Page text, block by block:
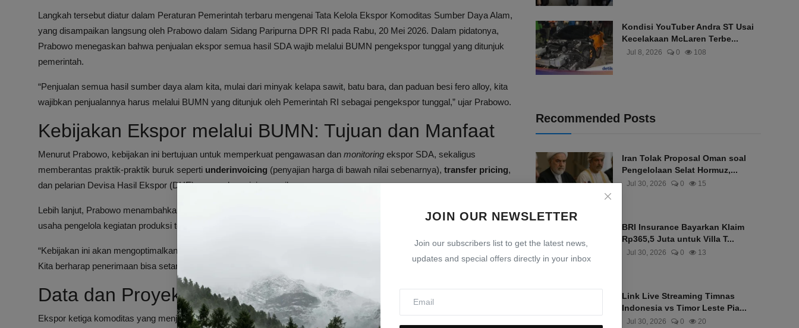
JOIN OUR NEWSLETTER
Join our subscribers list to get the latest news,
updates and special offers directly in your inbox
Langkah tersebut diatur dalam Peraturan Pemerintah terbaru mengenai Tata Kelola Ekspor Komoditas Sumber Daya Alam,
yang disampaikan langsung oleh Prabowo dalam Sidang Paripurna DPR RI pada Rabu, 20 Mei 2026. Dalam pidatonya,
Prabowo menegaskan bahwa penjualan ekspor semua hasil SDA wajib melalui BUMN pengekspor tunggal yang ditunjuk
pemerintah.
“Penjualan semua hasil sumber daya alam kita, mulai dari minyak kelapa sawit, batu bara, dan paduan besi fero alloy, kita
wajibkan penjualannya harus melalui BUMN yang ditunjuk oleh Pemerintah RI sebagai pengekspor tunggal,” ujar Prabowo.
Kebijakan Ekspor melalui BUMN: Tujuan dan Manfaat
Menurut Prabowo, kebijakan ini bertujuan untuk memperkuat pengawasan dan monitoring ekspor SDA, sekaligus
memberantas praktik-praktik buruk seperti underinvoicing (penyajian harga di bawah nilai sebenarnya), transfer pricing,
dan pelarian Devisa Hasil Ekspor (DHE) yang selama ini merugikan negara.
Lebih lanjut, Prabowo menambahkan bahwa hasil penjualan ekspor yang diterima BUMN akan diteruskan kepada pelaku
usaha pengelola kegiatan produksi tersebut, sehingga distribusi dan pengelolaan bisa lebih transparan dan terkontrol.
“Kebijakan ini akan mengoptimalkan penerimaan pajak dan penerimaan negara atas pengelolaan dan penjualan SDA kita.
Kita berharap penerimaan bisa setara dengan negara seperti Meksiko, Filipina, dan negara tetangga kita,” jelasnya.
Data dan Proyeksi Ekspor Komoditas Strategis
Ekspor ketiga komoditas yang menjadi fokus kebijakan ini memang sangat besar. Pada tahun 2025, nilai ekspor kelapa
Kondisi YouTuber Andra ST Usai
Kecelakaan McLaren Terbe...
Jul 8, 2026 0 108
Recommended Posts
Iran Tolak Proposal Oman soal
Pengelolaan Selat Hormuz,...
Jul 30, 2026 0 15
BRI Insurance Bayarkan Klaim
Rp365,5 Juta untuk Villa T...
Jul 30, 2026 0 13
Link Live Streaming Timnas
Indonesia vs Timor Leste Pia...
Jul 30, 2026 0 20